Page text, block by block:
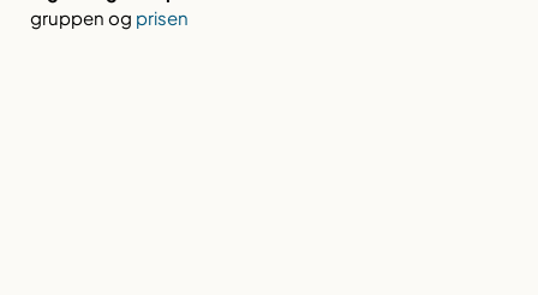
gruppen og prisen